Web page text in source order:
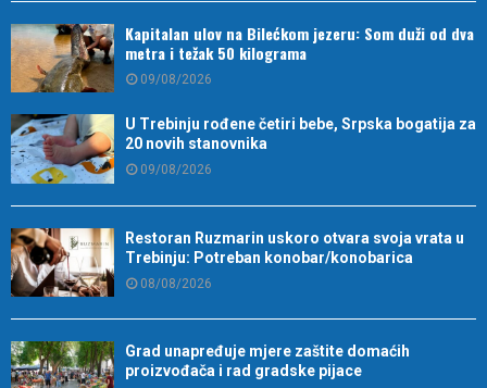
Kapitalan ulov na Bilećkom jezeru: Som duži od dva
metra i težak 50 kilograma
09/08/2026
U Trebinju rođene četiri bebe, Srpska bogatija za
20 novih stanovnika
09/08/2026
Restoran Ruzmarin uskoro otvara svoja vrata u
Trebinju: Potreban konobar/konobarica
08/08/2026
Grad unapređuje mjere zaštite domaćih
proizvođača i rad gradske pijace